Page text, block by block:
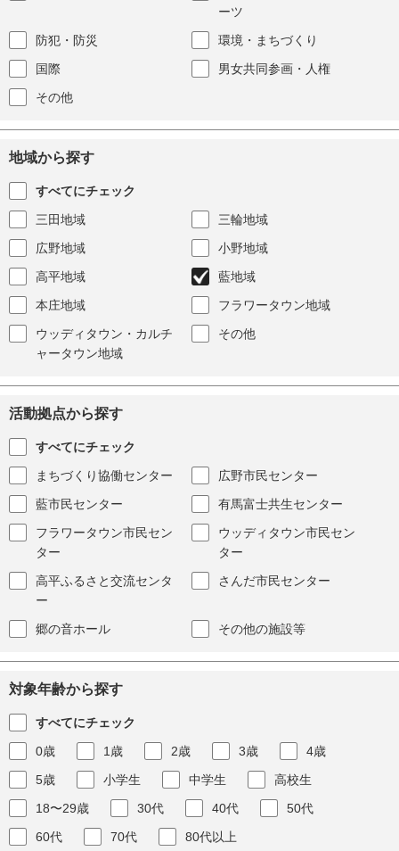
ーツ
防犯・防災
環境・まちづくり
国際
男女共同参画・人権
その他
地域から探す
すべてにチェック
三田地域
三輪地域
広野地域
小野地域
高平地域
藍地域
本庄地域
フラワータウン地域
ウッディタウン・カルチ
ャータウン地域
その他
活動拠点から探す
すべてにチェック
まちづくり協働センター
広野市民センター
藍市民センター
有馬富士共生センター
フラワータウン市民セン
ター
ウッディタウン市民セン
ター
高平ふるさと交流センタ
ー
さんだ市民センター
郷の音ホール その他の施設等
対象年齢から探す
すべてにチェック
0歳
1歳 2歳 3歳
4歳
5歳
小学生 中学生
高校生
18〜29歳
30代 40代
50代
60代
70代 80代以上